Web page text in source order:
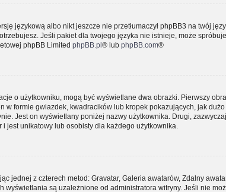
językową albo nikt jeszcze nie przetłumaczył phpBB3 na twój
Jeśli pakiet dla twojego języka nie istnieje, może
phpBB Limited phpBB.pl® lub phpBB.com®
o użytkowniku, mogą być wyświetlane dwa obrazki. Pierwszy
w formie gwiazdek, kwadracików lub kropek pokazujących, jak
Jest on wyświetlany poniżej nazwy użytkownika. Drugi,
jest unikatowy lub osobisty dla każdego użytkownika.
jednej z czterech metod: Gravatar, Galeria awatarów, Zdalny
wyświetlania są uzależnione od administratora witryny. Jeśli nie